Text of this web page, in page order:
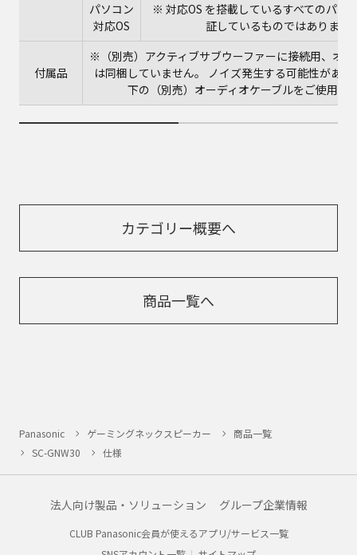
パソコン
対応OS
※ 対応OS を搭載しているすべてのパソ
証しているものではありませ
付属品
※（別売）アクティブサブウーファーに接続⽤、オ
は同梱していません。 ノイズ発⽣する可能性があ
下の（別売）オーディオケーブルをご使⽤く
カテゴリー概要へ
商品一覧へ
Panasonic ゲーミングネックスピーカー
商品一覧
SC-GNW30
仕様
法人向け製品・ソリューション グループ企業情報
CLUB Panasonic会員が使えるアプリ/サービス一覧